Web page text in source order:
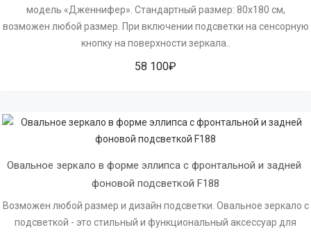
модель «Дженнифер». Стандартный размер: 80х180 см,
возможен любой размер. При включении подсветки на сенсорную
кнопку на поверхности зеркала..
58 100₽
Овальное зеркало в форме эллипса с фронтальной и задней
фоновой подсветкой F188
Возможен любой размер и дизайн подсветки. Овальное зеркало с
подсветкой - это стильный и функциональный аксессуар для